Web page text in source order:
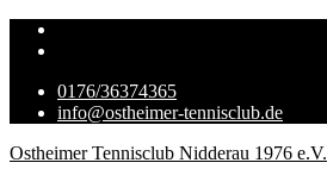
0176/36374365
info@ostheimer-tennisclub.de
Ostheimer Tennisclub Nidderau 1976 e.V.